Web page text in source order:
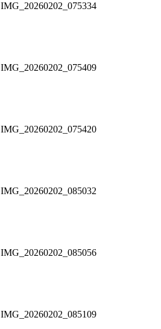
IMG_20260202_075334
IMG_20260202_075409
IMG_20260202_075420
IMG_20260202_085032
IMG_20260202_085056
IMG_20260202_085109